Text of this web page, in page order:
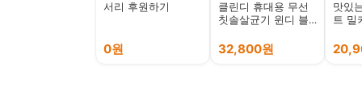
서리 후원하기
0원
클린디 휴대용 무선
칫솔살균기 윈디 블
32,800원
맛있
트 밀
치진